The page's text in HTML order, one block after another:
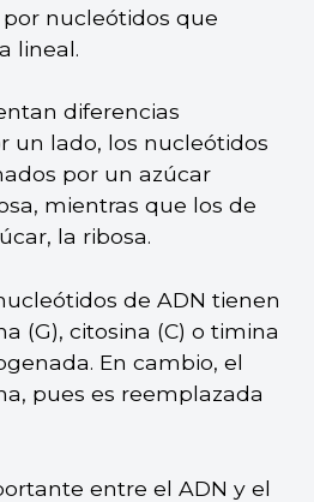
nucleótidos que
lineal.
diferencias
un lado, los nucleótidos
por un azúcar
mientras que los de
la ribosa.
de ADN tienen
(G), citosina (C) o timina
En cambio, el
pues es reemplazada
entre el ADN y el